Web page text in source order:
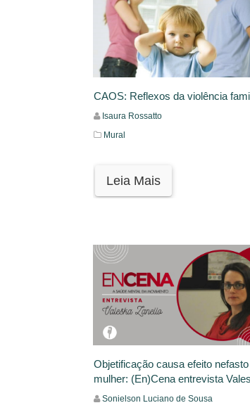
CAOS: Reflexos da violência
Isaura Rossatto
Mural
Leia Mais
Objetificação causa efeito
mulher: (En)Cena entrevista
Sonielson Luciano de Sousa